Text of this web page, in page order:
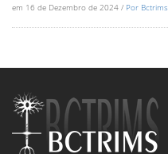
em 16 de Dezembro de 2024 / Por Bctrims